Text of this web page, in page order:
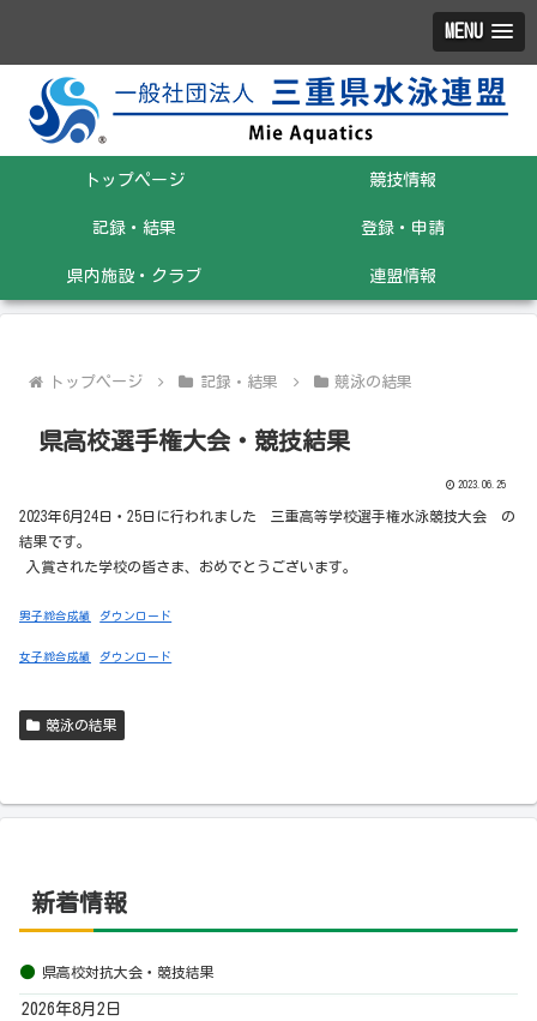
MENU
トップページ 競技情報
記録・結果 登録・申請
県内施設・クラブ 連盟情報
トップページ 記録・結果 競泳の結果
県高校選手権大会・競技結果
2023.06.25
2023年6月24日・25日に行われました 三重高等学校選手権水泳競技大会 の
結果です。
入賞された学校の皆さま、おめでとうございます。
男子総合成績 ダウンロード
女子総合成績 ダウンロード
競泳の結果
新着情報
県高校対抗大会・競技結果
2026年8月2日